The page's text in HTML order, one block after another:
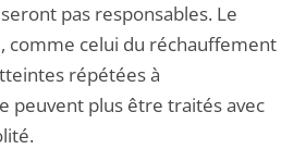
pas responsables. Le
comme celui du réchauffement
répétées à
peuvent plus être traités avec